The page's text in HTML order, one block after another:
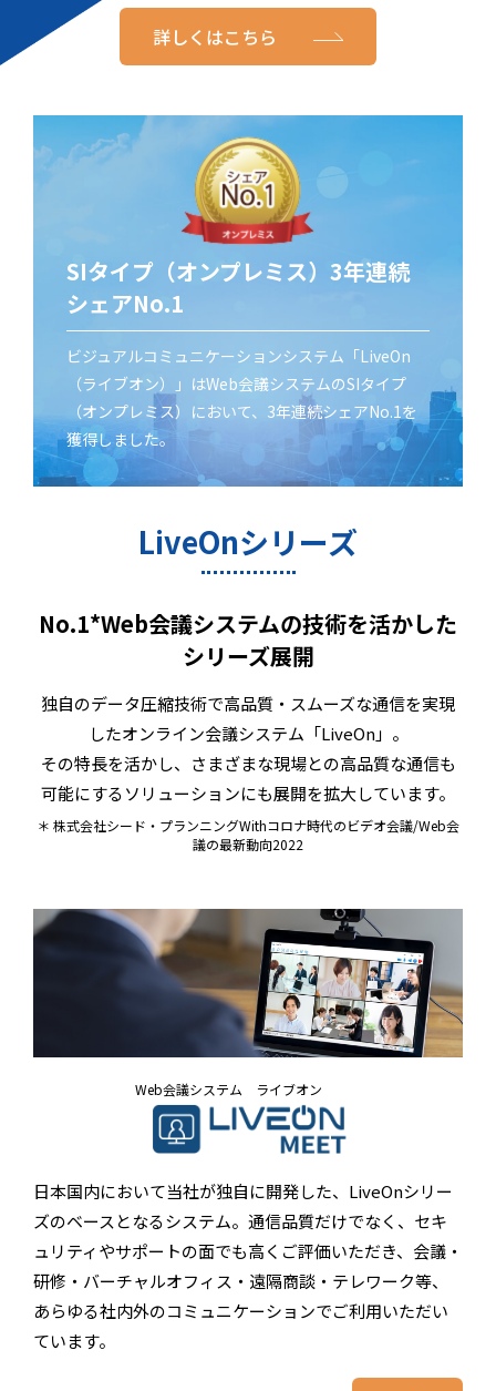
詳しくはこちら
SIタイプ（オンプレミス）3年連続
シェアNo.1
ビジュアルコミュニケーションシステム「LiveOn
（ライブオン）」はWeb会議システムのSIタイプ
（オンプレミス）において、3年連続シェアNo.1を
獲得しました。
LiveOnシリーズ
No.1*Web会議システムの技術を活かした
シリーズ展開
独自のデータ圧縮技術で高品質・スムーズな通信を実現
したオンライン会議システム「LiveOn」。
その特長を活かし、さまざまな現場との高品質な通信も
可能にするソリューションにも展開を拡大しています。
＊ 株式会社シード・プランニングWithコロナ時代のビデオ会議/Web会
議の最新動向2022
Web会議システム ライブオン
日本国内において当社が独自に開発した、LiveOnシリー
ズのベースとなるシステム。通信品質だけでなく、セキ
ュリティやサポートの面でも高くご評価いただき、会議・
研修・バーチャルオフィス・遠隔商談・テレワーク等、
あらゆる社内外のコミュニケーションでご利用いただい
ています。